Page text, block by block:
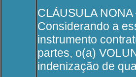
CLÁUSULA
Considerando a
instrumento
partes, o(a)
indenização de